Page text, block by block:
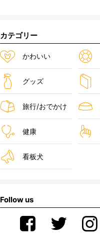
カテゴリー
かわいい
グッズ
旅行/おでかけ
健康
看板犬
Follow us